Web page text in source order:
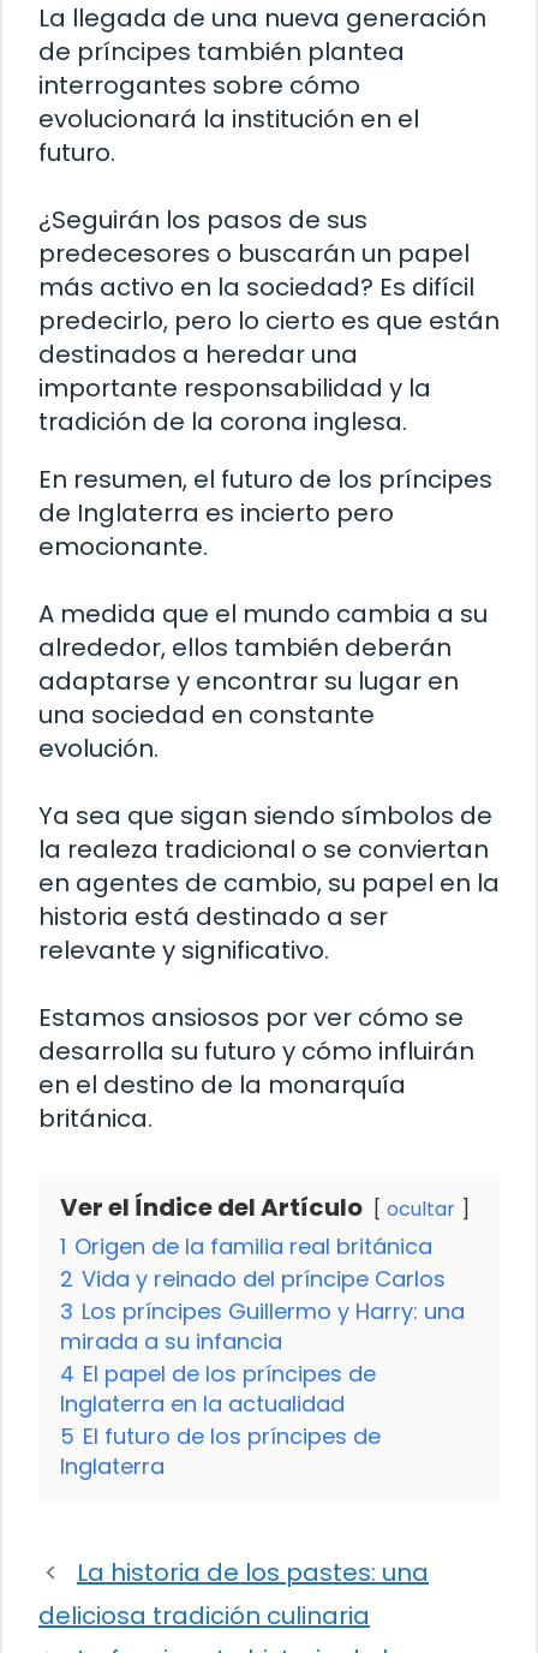
La llegada de una nueva generación
de príncipes también plantea
interrogantes sobre cómo
evolucionará la institución en el
futuro.
¿Seguirán los pasos de sus
predecesores o buscarán un papel
más activo en la sociedad? Es difícil
predecirlo, pero lo cierto es que están
destinados a heredar una
importante responsabilidad y la
tradición de la corona inglesa.
En resumen, el futuro de los príncipes
de Inglaterra es incierto pero
emocionante.
A medida que el mundo cambia a su
alrededor, ellos también deberán
adaptarse y encontrar su lugar en
una sociedad en constante
evolución.
Ya sea que sigan siendo símbolos de
la realeza tradicional o se conviertan
en agentes de cambio, su papel en la
historia está destinado a ser
relevante y significativo.
Estamos ansiosos por ver cómo se
desarrolla su futuro y cómo influirán
en el destino de la monarquía
británica.
Ver el Índice del Artículo ocultar
1 Origen de la familia real británica
2 Vida y reinado del príncipe Carlos
3 Los príncipes Guillermo y Harry: una
mirada a su infancia
4 El papel de los príncipes de
Inglaterra en la actualidad
5 El futuro de los príncipes de
Inglaterra
La historia de los pastes: una
deliciosa tradición culinaria